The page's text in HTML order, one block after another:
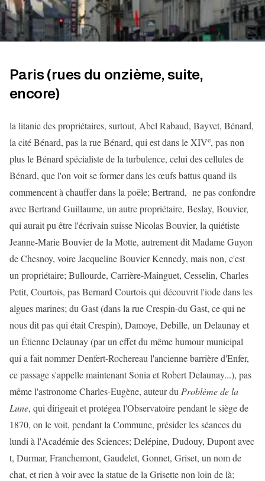
Paris (rues du onzième, suite,
encore)
la litanie des propriétaires, surtout, Abel Rabaud, Bayvet, Bénard,
la cité Bénard, pas la rue Bénard, qui est dans le XIVe, pas non
plus le Bénard spécialiste de la turbulence, celui des cellules de
Bénard, que l'on voit se former dans les œufs battus quand ils
commencent à chauffer dans la poële; Bertrand, ne pas confondre
avec Bertrand Guillaume, un autre propriétaire, Beslay, Bouvier,
qui aurait pu être l'écrivain suisse Nicolas Bouvier, la quiétiste
Jeanne-Marie Bouvier de la Motte, autrement dit Madame Guyon
de Chesnoy, voire Jacqueline Bouvier Kennedy, mais non, c'est
un propriétaire; Bullourde, Carrière-Mainguet, Cesselin, Charles
Petit, Courtois, pas Bernard Courtois qui découvrit l'iode dans les
algues marines; du Gast (dans la rue Crespin-du Gast, ce qui ne
nous dit pas qui était Crespin), Damoye, Debille, un Delaunay et
un Étienne Delaunay (par un effet du même humour municipal
qui a fait nommer Denfert-Rochereau l'ancienne barrière d'Enfer,
ce passage s'appelle maintenant Sonia et Robert Delaunay...), pas
même l'astronome Charles-Eugène, auteur du Problème de la
Lune, qui dirigeait et protégea l'Observatoire pendant le siège de
1870, on le voit, pendant la Commune, présider les séances du
lundi à l'Académie des Sciences; Delépine, Dudouy, Dupont avec
t, Durmar, Franchemont, Gaudelet, Gonnet, Griset, un nom de
chat, et rien à voir avec la statue de la Grisette non loin de là;